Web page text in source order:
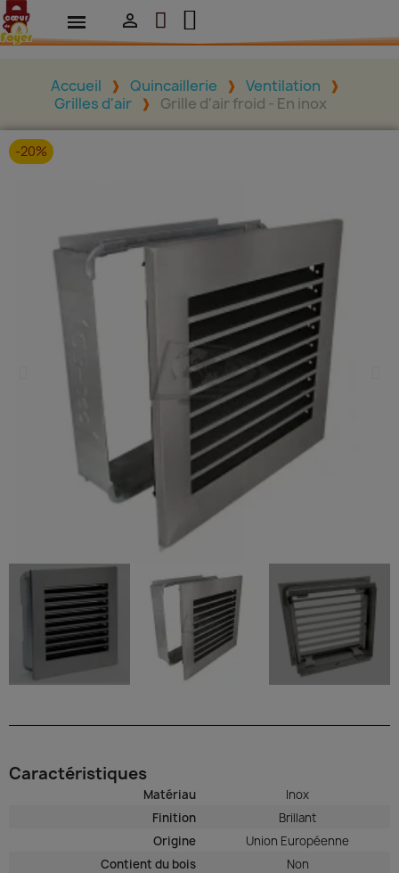

Accueil Quincaillerie
Ventilation
Grilles d'air
Grille d'air froid - En inox
-20%
Caractéristiques
Matériau
Inox
Finition
Brillant
Origine
Union Européenne
Contient du bois
Non